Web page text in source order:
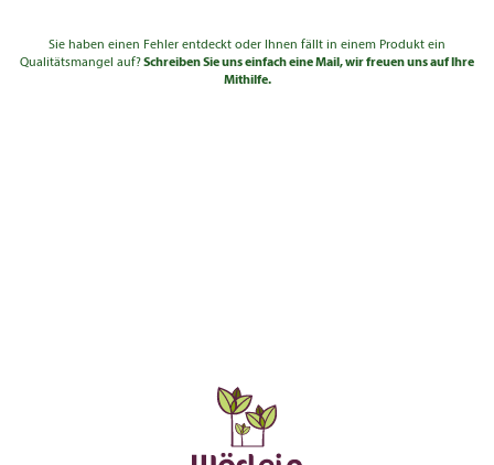
Sie haben einen Fehler entdeckt oder Ihnen fällt in einem Produkt ein
Qualitätsmangel auf?Schreiben Sie uns einfach eine Mail, wir freuen uns auf Ihre
Mithilfe.